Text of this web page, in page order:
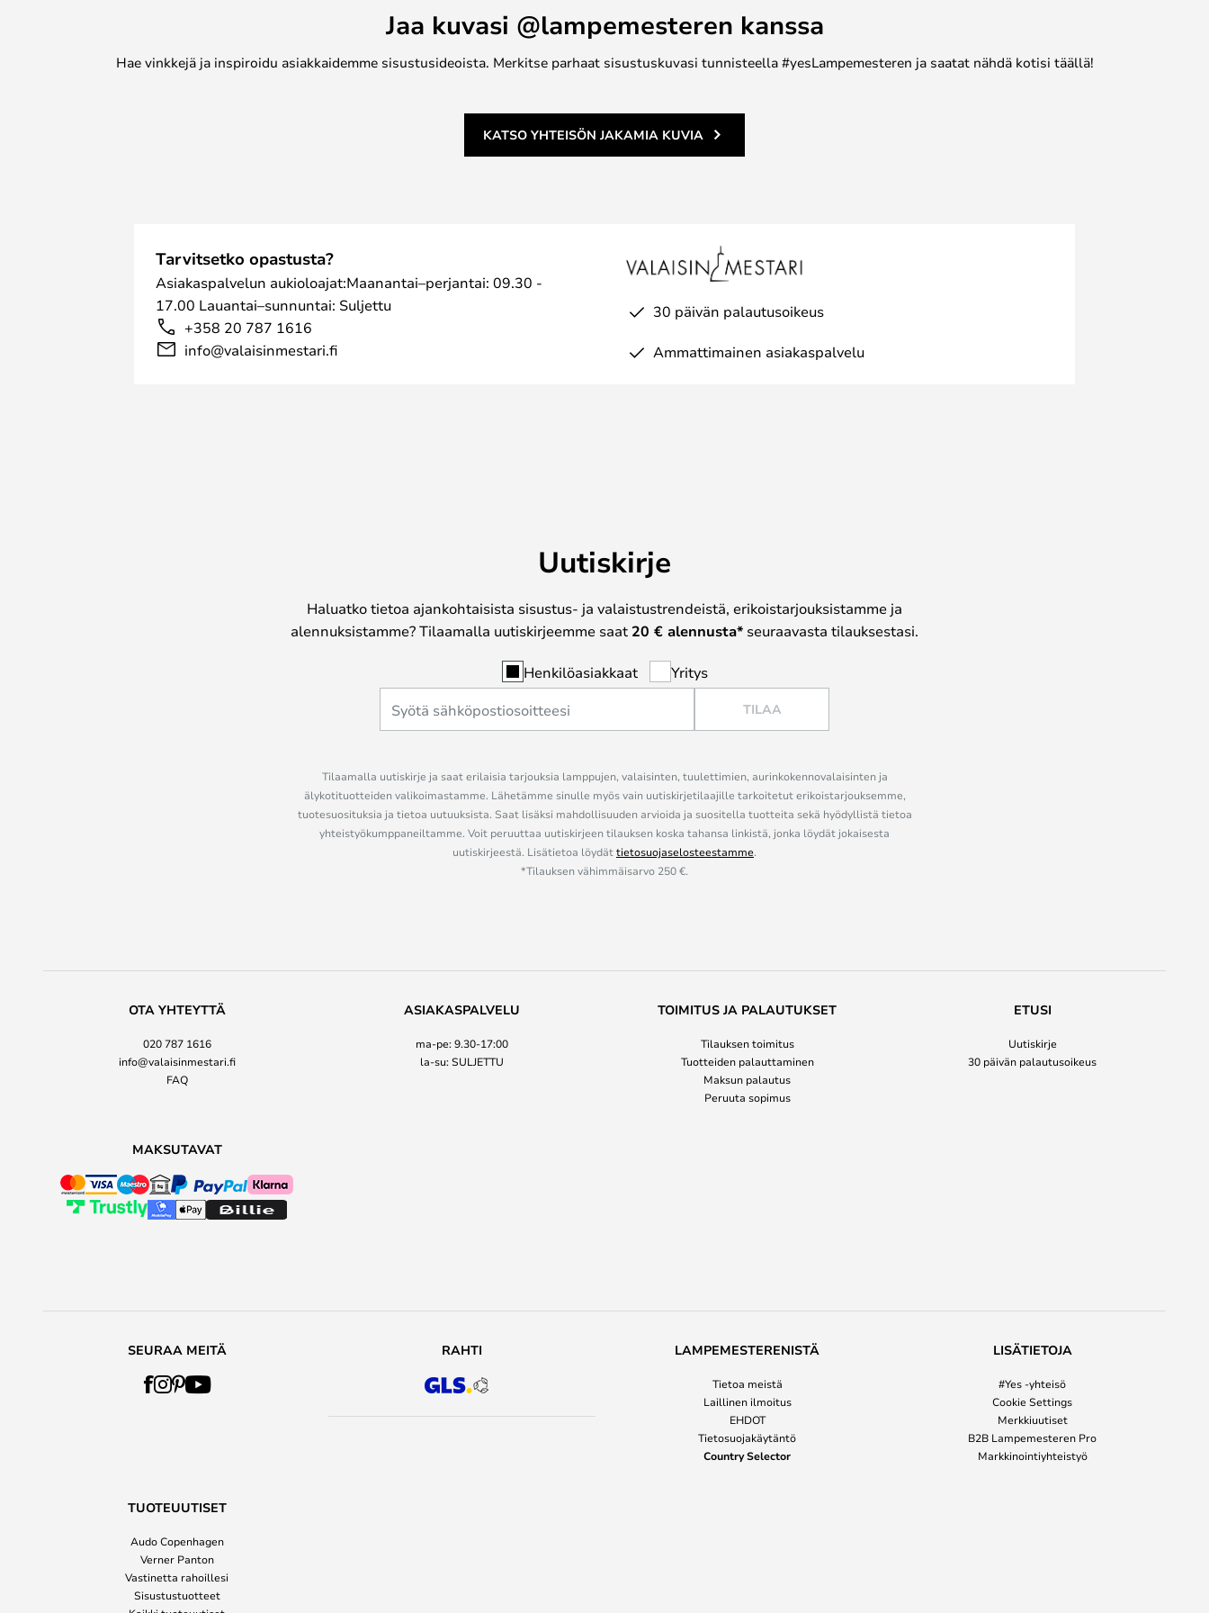
Jaa kuvasi @lampemesteren kanssa
Hae vinkkejä ja inspiroidu asiakkaidemme sisustusideoista. Merkitse parhaat sisustuskuvasi tunnisteella #yesLampemesteren ja saatat nähdä kotisi täällä!
KATSO YHTEISÖN JAKAMIA KUVIA
Tarvitsetko opastusta?
Asiakaspalvelun aukioloajat:Maanantai–perjantai: 09.30 -
17.00 Lauantai–sunnuntai: Suljettu
+358 20 787 1616
info@valaisinmestari.fi
30 päivän palautusoikeus
Ammattimainen asiakaspalvelu
Uutiskirje
Haluatko tietoa ajankohtaisista sisustus- ja valaistustrendeistä, erikoistarjouksistamme ja
alennuksistamme? Tilaamalla uutiskirjeemme saat 20 € alennusta* seuraavasta tilauksestasi.
Henkilöasiakkaat Yritys
TILAA
Tilaamalla uutiskirje ja saat erilaisia tarjouksia lamppujen, valaisinten, tuulettimien, aurinkokennovalaisinten ja
älykotituotteiden valikoimastamme. Lähetämme sinulle myös vain uutiskirjetilaajille tarkoitetut erikoistarjouksemme,
tuotesuosituksia ja tietoa uutuuksista. Saat lisäksi mahdollisuuden arvioida ja suositella tuotteita sekä hyödyllistä tietoa
yhteistyökumppaneiltamme. Voit peruuttaa uutiskirjeen tilauksen koska tahansa linkistä, jonka löydät jokaisesta
uutiskirjeestä. Lisätietoa löydättietosuojaselosteestamme.
*Tilauksen vähimmäisarvo 250 €.
OTA YHTEYTTÄ
020 787 1616
info@valaisinmestari.fi
FAQ
ASIAKASPALVELU
ma-pe: 9.30-17:00
la-su: SULJETTU
TOIMITUS JA PALAUTUKSET
Tilauksen toimitus
Tuotteiden palauttaminen
Maksun palautus
Peruuta sopimus
ETUSI
Uutiskirje
30 päivän palautusoikeus
MAKSUTAVAT
SEURAA MEITÄ RAHTI LAMPEMESTERENISTÄ
Tietoa meistä
Laillinen ilmoitus
EHDOT
Tietosuojakäytäntö
Country Selector
LISÄTIETOJA
#Yes -yhteisö
Cookie Settings
Merkkiuutiset
B2B Lampemesteren Pro
Markkinointiyhteistyö
TUOTEUUTISET
Audo Copenhagen
Verner Panton
Vastinetta rahoillesi
Sisustustuotteet